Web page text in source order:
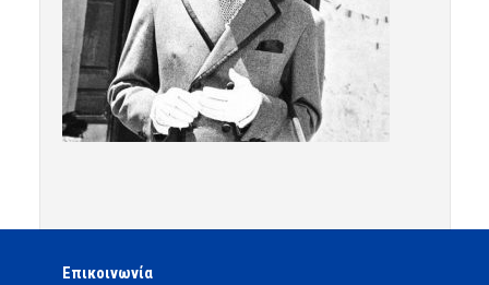
Επικοινωνία